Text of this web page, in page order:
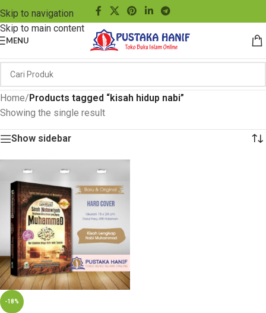
Skip to navigation
Skip to main content
MENU
Home/Products tagged “kisah hidup nabi”
Showing the single result
Show sidebar
-18%